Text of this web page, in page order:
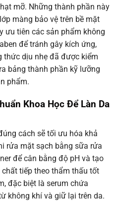
mỡ. Những thành phần này
màng bảo vệ trên bề mặt
ưu tiên các sản phẩm không
để tránh gây kích ứng,
thức dịu nhẹ đã được kiểm
bảng thành phần kỹ lưỡng
phẩm.
Khoa Học Để Làn Da
cách sẽ tối ưu hóa khả
rửa mặt sạch bằng sữa rửa
để cân bằng độ pH và tạo
tiếp theo thẩm thấu tốt
đặc biệt là serum chứa
không khí và giữ lại trên da.